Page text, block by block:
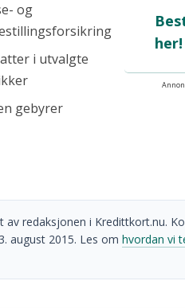
og
i utvalgte
gebyrer
her!
redaksjonen i Kredittkort.nu.
august 2015. Les om hvordan vi